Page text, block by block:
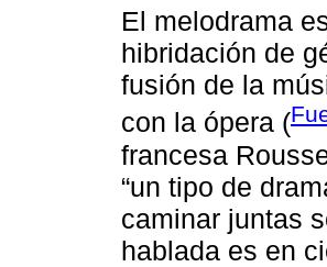
El melodrama
hibridación de
fusión de la
con la ópera (
francesa
“un tipo de
caminar juntas
hablada es en